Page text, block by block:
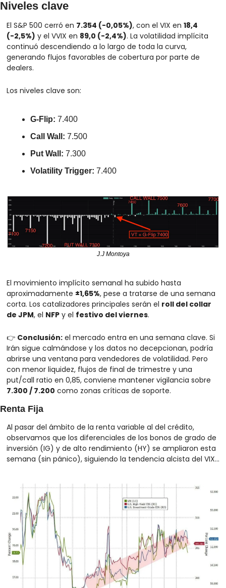
Niveles clave
El S&P 500 cerró en 7.354 (-0,05%), con el VIX en 18,4
(-2,5%) y el VVIX en 89,0 (-2,4%). La volatilidad implícita
continuó descendiendo a lo largo de toda la curva,
generando flujos favorables de cobertura por parte de
dealers.
Los niveles clave son:
G-Flip: 7.400
Call Wall: 7.500
Put Wall: 7.300
Volatility Trigger: 7.400
J.J Montoya
El movimiento implícito semanal ha subido hasta
aproximadamente ±1,65%, pese a tratarse de una semana
corta. Los catalizadores principales serán el roll del collar
de JPM, el NFP y el festivo del viernes.
👉 Conclusión: el mercado entra en una semana clave. Si
Irán sigue calmándose y los datos no decepcionan, podría
abrirse una ventana para vendedores de volatilidad. Pero
con menor liquidez, flujos de final de trimestre y una
7.300 / 7.200 como zonas críticas de soporte.
Renta Fija
Al pasar del ámbito de la renta variable al del crédito,
observamos que los diferenciales de los bonos de grado de
inversión (IG) y de alto rendimiento (HY) se ampliaron esta
semana (sin pánico), siguiendo la tendencia alcista del VIX...